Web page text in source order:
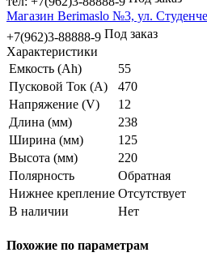
Магазин Berimaslo №3, ул.
+7(962)3-88888-9 Под заказ
Характеристики
Емкость (Ah)
55
Пусковой Ток (A)
470
Напряжение (V)
12
Длина (мм)
238
Ширина (мм)
125
Высота (мм)
220
Полярность
Обратная
Нижнее крепление Отсутствует
В наличии
Нет
Похожие по параметрам